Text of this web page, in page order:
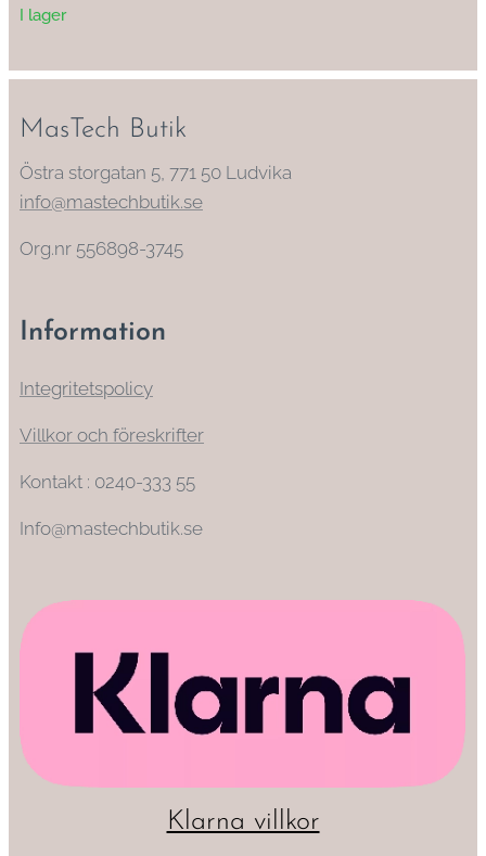
I lager
MasTech Butik
Östra storgatan 5, 771 50 Ludvika
info@mastechbutik.se
Org.nr 556898-3745
Information
Integritetspolicy
Villkor och föreskrifter
Kontakt : 0240-333 55
Info@mastechbutik.se
Klarna villkor